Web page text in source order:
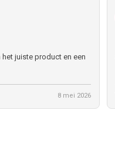
juiste product en een
8 mei 2026